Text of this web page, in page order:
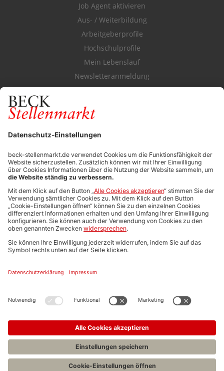
Job Agent aktivieren
Aus- / Weiterbildung
Arbeitgeberprofile
Hochschulprofile
Mein Lebenslauf
Newsletteranmeldung
Durchsuchen Sie den Stellenkatalog
FÜR ARBEITGEBER
Stellenmarktpreise
Anzeigen-AGB
Media-Daten
Newsletteranmeldung
Produktübersicht
ALLGEMEIN
FAQs
Impressum
Stellenangebote C.H.BECK